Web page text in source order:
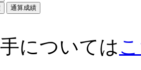
通算成績
については